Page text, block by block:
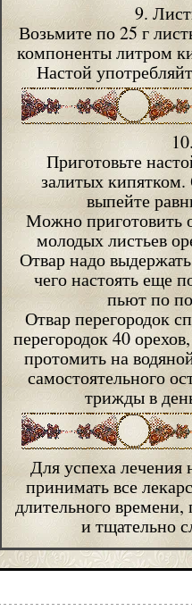
9.
Возьмите по 25 г
компоненты литром
Настой
Приготовьте
залитых кипятком.
выпейте
Можно приготовить
молодых листьев
Отвар надо
чего настоять еще
пьют по
Отвар перегородок
перегородок 40
протомить на
самостоятельного
трижды в
Для успеха лечения
принимать все
длительного
и тщательно